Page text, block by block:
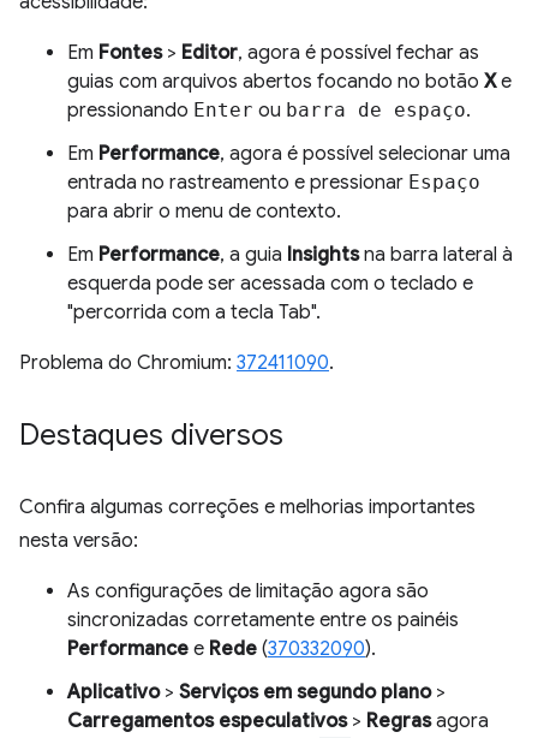
Em Fontes> Editor, agora é possível fechar as
guias com arquivos abertos focando no botão Xe
pressionando Enter ou barra de espaço.
Em Performance, agora é possível selecionar uma
entrada no rastreamento e pressionar Espaço
para abrir o menu de contexto.
Em Performance, a guia Insightsna barra lateral à
esquerda pode ser acessada com o teclado e
"percorrida com a tecla Tab".
Problema do Chromium: 372411090.
Destaques diversos
Confira algumas correções e melhorias importantes
nesta versão:
As configurações de limitação agora são
sincronizadas corretamente entre os painéis
Performance e Rede (370332090).
Aplicativo> Serviços em segundo plano>
Carregamentos especulativos> Regrasagora